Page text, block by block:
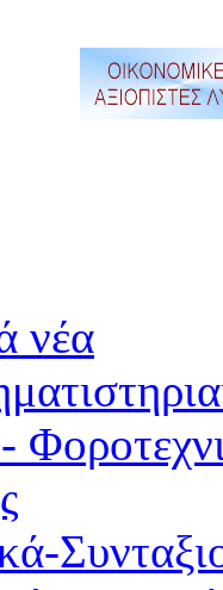
νέα